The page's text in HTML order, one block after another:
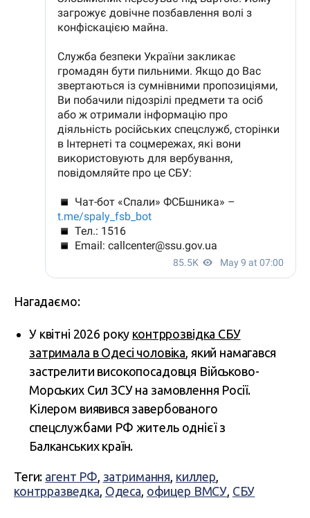
Нагадаємо:
У квітні 2026 року контррозвідка СБУ
затримала в Одесі чоловіка, який намагався
застрелити високопосадовця Військово-
Морських Сил ЗСУ на замовлення Росії.
Кілером виявився завербованого
спецслужбами РФ житель однієї з
Балканських країн.
Теги: агент РФ, затримання, киллер,
контрразведка, Одеса, офицер ВМСУ, СБУ